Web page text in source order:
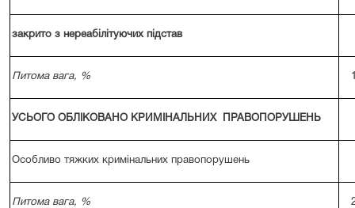
закрито з нереабілітуючих підстав
Питома вага, %
УСЬОГО ОБЛІКОВАНО КРИМІНАЛЬНИХ ПРАВОПОРУШЕНЬ
Особливо тяжких кримінальних правопорушень
Питома вага, %